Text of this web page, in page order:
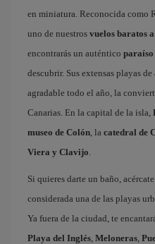
en miniatura. Reconocida como
uno de nuestros vuelos baratos
encontrarás un auténtico
descubrir. Sus extensas playas
agradable todo el año, la
Canarias. En la capital de la isla,
museo de Colón, la catedral de
Viera y Clavijo.
Si quieres darte un baño,
considerada una de las playas
Ya fuera de la ciudad, te
Playa del Inglés, Meloneras,